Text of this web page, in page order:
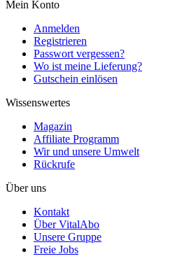
Mein Konto
Anmelden
Registrieren
Passwort vergessen?
Wo ist meine Lieferung?
Gutschein einlösen
Wissenswertes
Magazin
Affiliate Programm
Wir und unsere Umwelt
Rückrufe
Über uns
Kontakt
Über VitalAbo
Unsere Gruppe
Freie Jobs